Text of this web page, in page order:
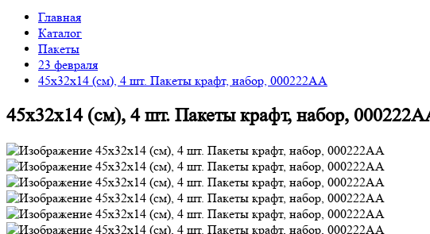
Главная
Каталог
Пакеты
23 февраля
45х32х14 (см), 4 шт. Пакеты крафт, набор, 000222АА
45х32х14 (см), 4 шт. Пакеты крафт, набор,